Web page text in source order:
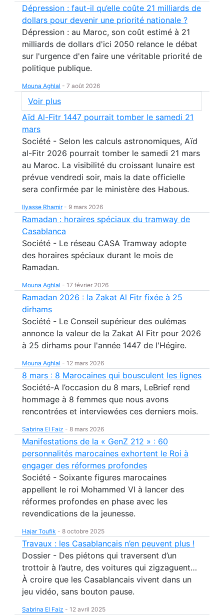
Dépression : faut-il qu’elle coûte 21 milliards de
dollars pour devenir une priorité nationale ?
Dépression : au Maroc, son coût estimé à 21
milliards de dollars d'ici 2050 relance le débat
sur l'urgence d'en faire une véritable priorité de
politique publique.
Mouna Aghlal - 7 août 2026
Voir plus
Aïd Al-Fitr 1447 pourrait tomber le samedi 21
mars
Société - Selon les calculs astronomiques, Aïd
al-Fitr 2026 pourrait tomber le samedi 21 mars
au Maroc. La visibilité du croissant lunaire est
prévue vendredi soir, mais la date officielle
sera confirmée par le ministère des Habous.
Ilyasse Rhamir- 9 mars 2026
Ramadan : horaires spéciaux du tramway de
Casablanca
Société - Le réseau CASA Tramway adopte
des horaires spéciaux durant le mois de
Ramadan.
Mouna Aghlal - 17 février 2026
Ramadan 2026 : la Zakat Al Fitr fixée à 25
dirhams
Société - Le Conseil supérieur des oulémas
annonce la valeur de la Zakat Al Fitr pour 2026
à 25 dirhams pour l'année 1447 de l'Hégire.
Mouna Aghlal - 12 mars 2026
8 mars : 8 Marocaines qui bousculent les lignes
Société-A l’occasion du 8 mars, LeBrief rend
hommage à 8 femmes que nous avons
rencontrées et interviewées ces derniers mois.
Sabrina El Faiz - 8 mars 2026
Manifestations de la « GenZ 212 » : 60
personnalités marocaines exhortent le Roi à
engager des réformes profondes
Société - Soixante figures marocaines
appellent le roi Mohammed VI à lancer des
réformes profondes en phase avec les
revendications de la jeunesse.
Hajar Toufik - 8 octobre 2025
Travaux : les Casablancais n’en peuvent plus !
Dossier - Des piétons qui traversent d’un
trottoir à l’autre, des voitures qui zigzaguent…
À croire que les Casablancais vivent dans un
jeu vidéo, sans bouton pause.
Sabrina El Faiz - 12 avril 2025